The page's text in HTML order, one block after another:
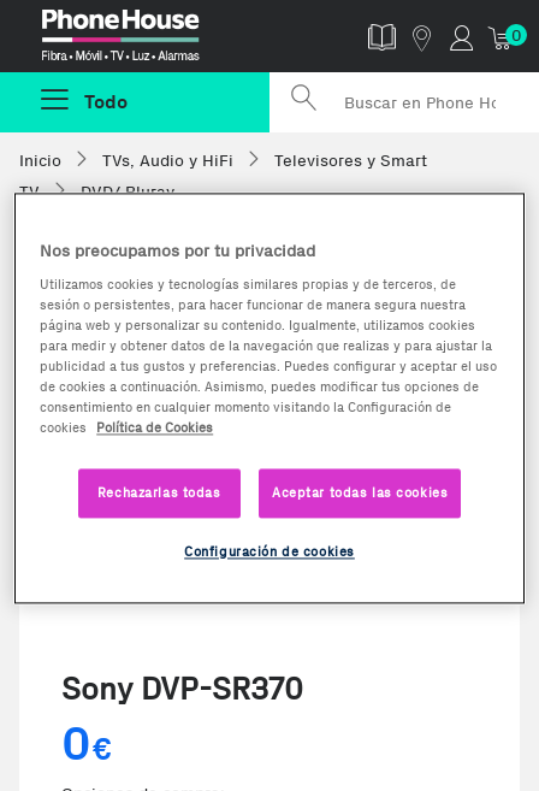
0
Todo
Inicio TVs, Audio y HiFi
Televisores y Smart
TV
DVD/ Bluray
Sony DVP-SR370
0€
Nos preocupamos por tu privacidad
Utilizamos cookies y tecnologías similares propias y de terceros, de
sesión o persistentes, para hacer funcionar de manera segura nuestra
página web y personalizar su contenido. Igualmente, utilizamos cookies
para medir y obtener datos de la navegación que realizas y para ajustar la
publicidad a tus gustos y preferencias. Puedes configurar y aceptar el uso
de cookies a continuación. Asimismo, puedes modificar tus opciones de
consentimiento en cualquier momento visitando la Configuración de
cookies
Política de Cookies
Rechazarlas todas Aceptar todas las cookies
Configuración de cookies